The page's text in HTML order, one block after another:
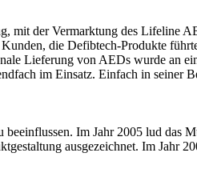
mit der Vermarktung des Lifeline
die Defibtech-Produkte
Lieferung von AEDs wurde an
im Einsatz. Einfach in seiner
beeinflussen. Im Jahr 2005 lud
ausgezeichnet. Im Jahr